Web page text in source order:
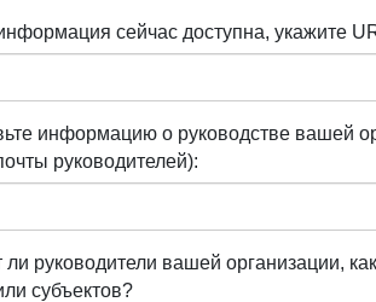
сейчас доступна, укажите
информацию о руководстве вашей
руководителей):
ли руководители вашей организации,
субъектов?